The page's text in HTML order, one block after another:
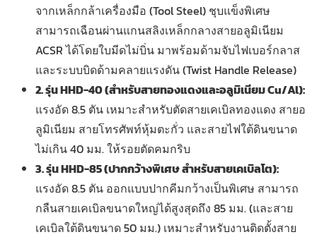
จากเหล็กกล้าเครื่องมือ (Tool Steel) ชุบแข็งพิเศษ
สามารถเฉือนผ่านแกนสลิงเหล็กกลางสายอลูมิเนียม
ACSR ได้โดยใบมีดไม่บิ่น มาพร้อมด้ามจับไฟเบอร์กลาส
และระบบบิดด้ามคลายแรงดัน (Twist Handle Release)
2. รุ่น HHD-40 (สำหรับสายทองแดงและอลูมิเนียม Cu/Al):
แรงอัด 8.5 ตัน เหมาะสำหรับตัดสายเคเบิลทองแดง สายอ
ลูมิเนียม สายโทรศัพท์หุ้มตะกั่ว และสายไฟใต้ดินขนาด
ไม่เกิน 40 มม. ให้รอยตัดคมกริบ
3. รุ่น HHD-85 (ปากกว้างพิเศษ สำหรับสายเคเบิลโต):
แรงอัด 8.5 ตัน ออกแบบปากคีมกว้างเป็นพิเศษ สามารถ
กลืนสายเคเบิลขนาดใหญ่ได้สูงสุดถึง 85 มม. (และสาย
เคเบิลใต้ดินขนาด 50 มม.) เหมาะสำหรับงานติดตั้งสาย